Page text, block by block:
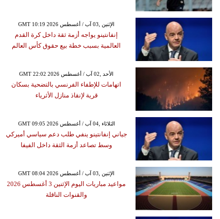
GMT 10:19 2026 الإثنين ,03 آب / أغسطس
إنفانتينو يواجه أزمة ثقة داخل كرة القدم
العالمية بسبب خطة بيع حقوق كأس العالم
GMT 22:02 2026 الأحد ,02 آب / أغسطس
اتهامات للإطفاء الفرنسي بالتضحية بسكان
قرية لإنقاذ منازل الأثرياء
GMT 09:05 2026 الثلاثاء ,04 آب / أغسطس
جياني إنفانتينو ينفي طلب دعم سياسي أميركي
وسط تصاعد أزمة الثقة داخل الفيفا
GMT 08:04 2026 الإثنين ,03 آب / أغسطس
مواعيد مباريات اليوم الإثنين 3 أغسطس 2026
والقنوات الناقلة